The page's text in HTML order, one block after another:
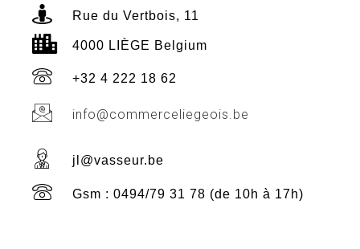
Rue du Vertbois, 11
4000 LIÈGE Belgium
+32 4 222 18 62
info@commerceliegeois.be
jl@vasseur.be
Gsm : 0494/79 31 78 (de 10h à 17h)